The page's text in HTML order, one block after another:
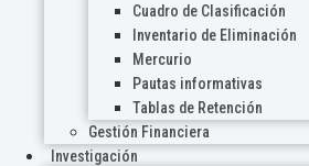
Cuadro de Clasificación
Inventario de Eliminación
Mercurio
Pautas informativas
Tablas de Retención
Gestión Financiera
Investigación